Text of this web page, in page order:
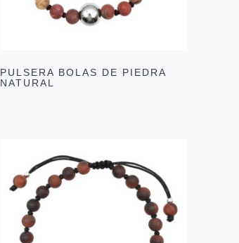
PULSERA BOLAS DE PIEDRA
NATURAL